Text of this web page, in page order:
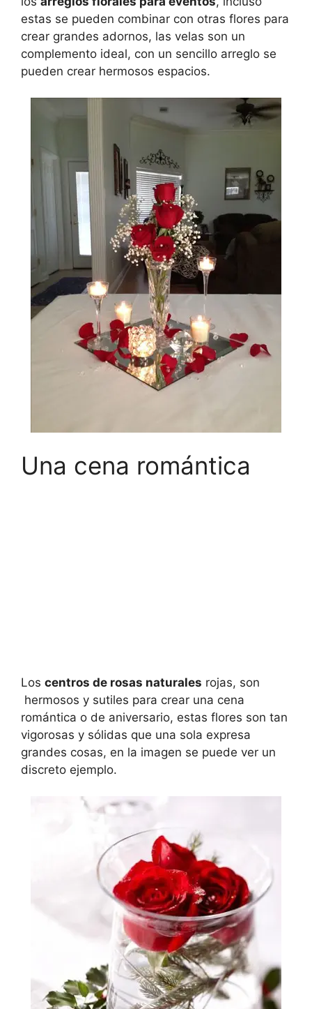
estas se pueden combinar con otras flores para
crear grandes adornos, las velas son un
complemento ideal, con un sencillo arreglo se
pueden crear hermosos espacios.
Una cena romántica
Los centros de rosas naturales rojas, son
hermosos y sutiles para crear una cena
romántica o de aniversario, estas flores son tan
vigorosas y sólidas que una sola expresa
grandes cosas, en la imagen se puede ver un
discreto ejemplo.